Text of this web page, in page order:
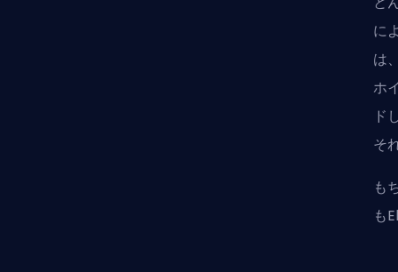
に
は
ホ
ド
そ
も
も